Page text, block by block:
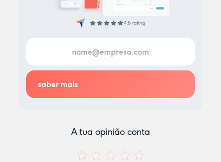
4.8 rating
A tua opinião conta